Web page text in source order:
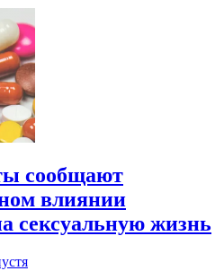
сообщают
влиянии
сексуальную жизнь